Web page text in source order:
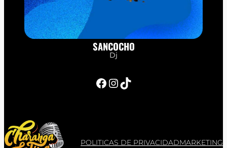
SANCOCHO
Dj
Facebook InstagramTikTok
POLITICAS DE PRIVACIDADMARKETING